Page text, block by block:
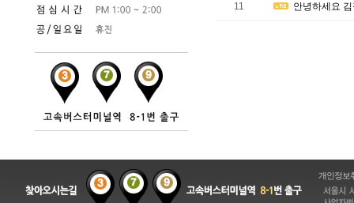
11 안녕하세요
개인정보